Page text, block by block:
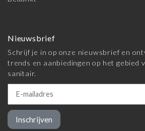
Nieuwsbrief
Schrijf je in op onze nieuwsbrief en
trends en aanbiedingen op het gebied
sanitair.
Inschrijven